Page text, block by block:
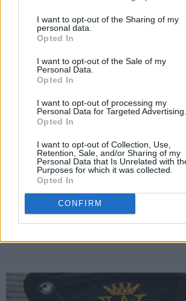
I want to opt-out of the Sharing of my
personal data.
Opted In
I want to opt-out of the Sale of my
Personal Data.
Opted In
I want to opt-out of processing my
Personal Data for Targeted Advertising.
Opted In
I want to opt-out of Collection, Use,
Retention, Sale, and/or Sharing of my
Personal Data that Is Unrelated with
Purposes for which it was collected.
Opted In
CONFIRM
Merk at ostechipsene må stå og
skjøre, så du må være forsiktig når du tar i
rømmen, men hvis du passer på å holde
dipper, går det bra.
Du kan også lage rømmedipp med
dippen litt tynnere i konsistensen.
Västerbottensost er en svensk ost
kjempegod smak, som antakelig kommer
lagringstiden. Du kan lese mer om osten på